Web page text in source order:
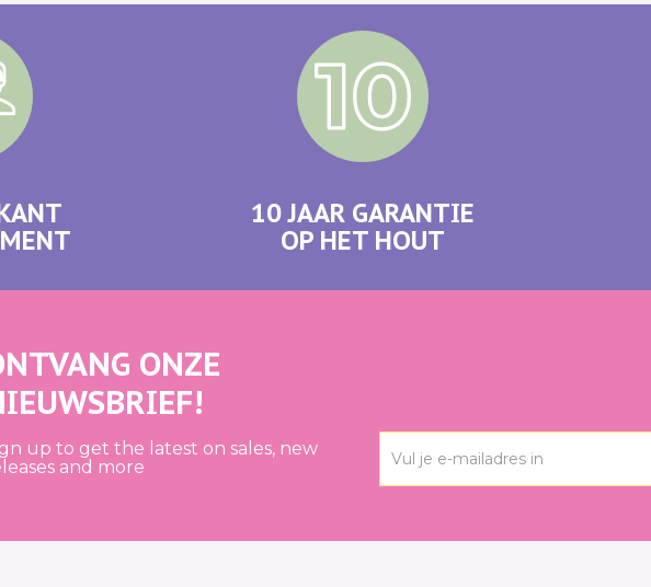
10 JAAR GARANTIE
OP HET HOUT
ONZE
up to get the latest on sales, new
and more